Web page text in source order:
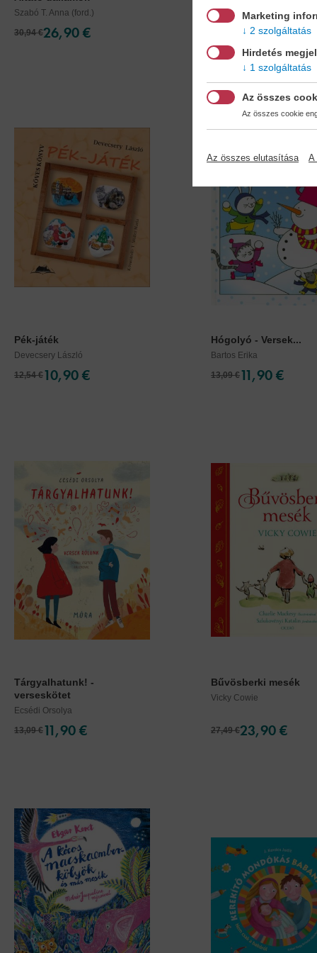
Szabó T. Anna (ford.)
30,94 €26,90 €
Varró Dániel
12,90 €
Pék-játék
Devecsery László
12,54 €10,90 €
Hógolyó - Versek...
Bartos Erika
13,09 €11,90 €
Tárgyalhatunk! -
verseskötet
Ecsédi Orsolya
13,09 €11,90 €
Bűvösberki mesék
Vicky Cowie
27,49 €23,90 €
Marketing
2 szolgáltatás
Hirdetés
1 szolgáltatás
Az összes
Az összes cookie
Az összes elutasítása A